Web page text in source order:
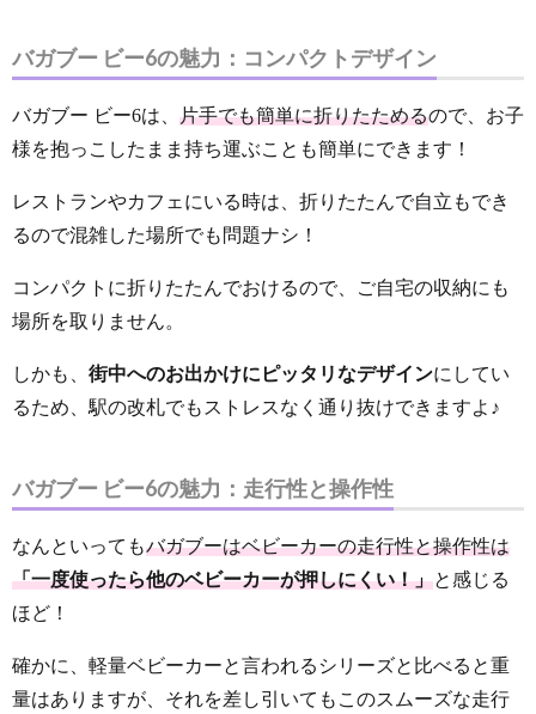
バガブー ビー6の魅力：コンパクトデザイン
バガブー ビー6は、 片手でも簡単に折りたためるので、お子
様を抱っこしたまま持ち運ぶことも簡単にできます！
レストランやカフェにいる時は、折りたたんで自立もでき
るので混雑した場所でも問題ナシ！
コンパクトに折りたたんでおけるので、ご自宅の収納にも
場所を取りません。
しかも、 街中へのお出かけにピッタリなデザインにしてい
るため、駅の改札でもストレスなく通り抜けできますよ♪
バガブー ビー6の魅力：走行性と操作性
なんといってもバガブーはベビーカーの走行性と操作性は
「一度使ったら他のベビーカーが押しにくい！」と感じる
ほど！
確かに、軽量ベビーカーと言われるシリーズと比べると重
量はありますが、それを差し引いてもこのスムーズな走行